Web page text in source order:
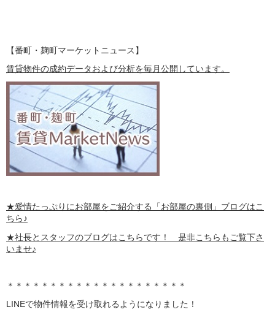
【番町・麹町マーケットニュース】
賃貸物件の成約データおよび分析を毎月公開しています。
★愛情たっぷりにお部屋をご紹介する 「お部屋の裏側」 ブログはこ
ちら♪
★社長とスタッフのブログはこちらです！ 是非こちらもご覧下さ
いませ♪
＊＊＊＊＊＊＊＊＊＊＊＊＊＊＊＊＊＊＊＊＊
LINEで物件情報を受け取れるようになりました！